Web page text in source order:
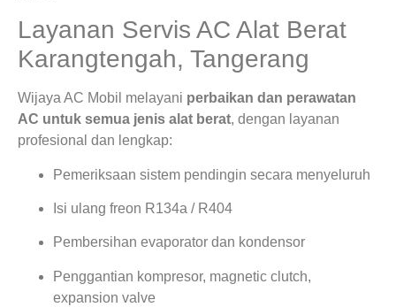
Layanan Servis AC Alat Berat
Karangtengah, Tangerang
Wijaya AC Mobil melayani perbaikan dan perawatan
AC untuk semua jenis alat berat, dengan layanan
profesional dan lengkap:
Pemeriksaan sistem pendingin secara menyeluruh
Isi ulang freon R134a / R404
Pembersihan evaporator dan kondensor
Penggantian kompresor, magnetic clutch,
expansion valve